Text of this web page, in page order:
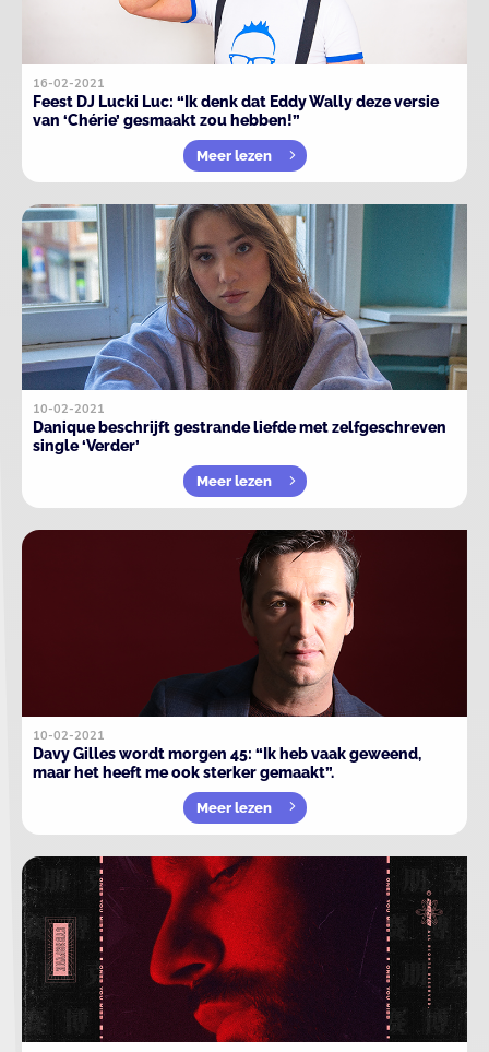
16-02-2021
Feest DJ Lucki Luc: “Ik denk dat Eddy Wally deze versie
van ‘Chérie’ gesmaakt zou hebben!”
Meer lezen
10-02-2021
Danique beschrijft gestrande liefde met zelfgeschreven
single ‘Verder’
Meer lezen
10-02-2021
Davy Gilles wordt morgen 45: “Ik heb vaak geweend,
maar het heeft me ook sterker gemaakt”.
Meer lezen